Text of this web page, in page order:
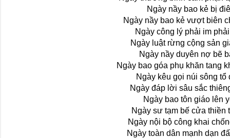
Ngày nầy bao kẻ bị
Ngày nầy bao kẻ vượt biên
Ngày công lý phải im
Ngày luật rừng cộng sản
Ngày nầy duyên nợ bẽ
Ngày bao góa phụ khăn tang
Ngày kêu gọi núi sông tổ
Ngày đáp lời sâu sắc
Ngày bao tôn giáo lên
Ngày sư tạm bế cửa thiền
Ngày nội bộ công khai
Ngày toàn dân mạnh dạn